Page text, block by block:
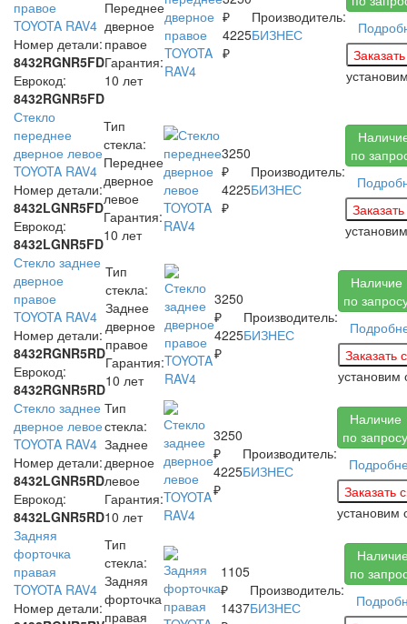
правое
TOYOTA RAV4
Номер детали:
8432RGNR5FD
Еврокод:
8432RGNR5FD
Переднее
дверное
правое
Гарантия:
10 лет
₽
4225
₽
Производитель:
БИЗНЕС
Стекло
переднее
дверное левое
TOYOTA RAV4
Номер детали:
8432LGNR5FD
Еврокод:
8432LGNR5FD
Тип
стекла:
Переднее
дверное
левое
Гарантия:
10 лет
3250
₽
4225
₽
Производитель:
БИЗНЕС
по
Стекло заднее
дверное
правое
TOYOTA RAV4
Номер детали:
8432RGNR5RD
Еврокод:
8432RGNR5RD
Тип
стекла:
Заднее
дверное
правое
Гарантия:
10 лет
3250
₽
4225
₽
Производитель:
БИЗНЕС
Наличие
по
установим
Стекло заднее
дверное левое
TOYOTA RAV4
Номер детали:
8432LGNR5RD
Еврокод:
8432LGNR5RD
Тип
стекла:
Заднее
дверное
левое
Гарантия:
10 лет
3250
₽
4225
₽
Производитель:
БИЗНЕС
Наличие
по запросу
установим
Задняя
форточка
правая
TOYOTA RAV4
Номер детали:
Тип
стекла:
Задняя
форточка
правая
1105
₽
1437
Производитель:
БИЗНЕС
по